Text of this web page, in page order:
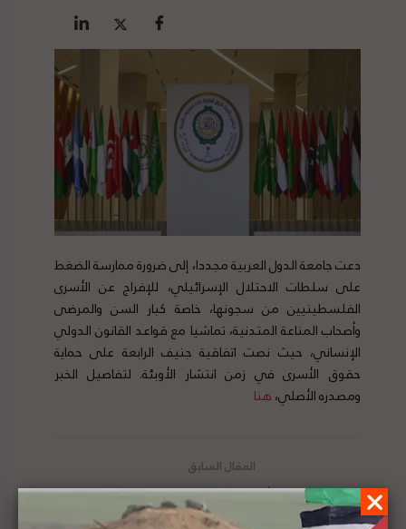
دعت جامعة الدول العربية مجددا، إلى ضرورة ممارسة الضغط
على سلطات الاحتلال الإسرائيلي، للإفراج عن الأسرى
الفلسطينيين من سجونها، خاصة كبار السن والمرضى
وأصحاب المناعة المتدنية، تماشيا مع قواعد القانون الدولي
الإنساني، حيث نصت اتفاقية جنيف الرابعة على حماية
حقوق الأسرى في زمن انتشار الأوبئة. لتفاصيل الخبر
ومصدره الأصلي،هنا
10 ديسمبر: قرار أممي حول فلسطين صدر في مثل
هذا اليوم